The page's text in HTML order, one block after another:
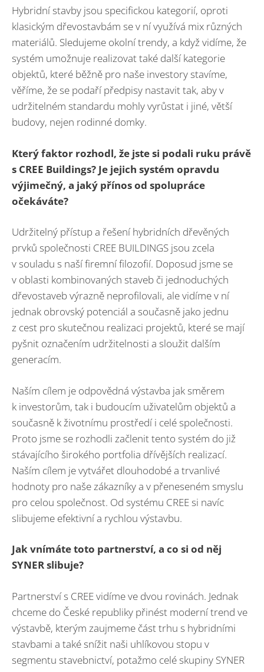
Hybridní stavby jsou specifickou kategorií, oproti
klasickým dřevostavbám se v ní využívá mix různých
materiálů. Sledujeme okolní trendy, a když vidíme, že
systém umožnuje realizovat také další kategorie
objektů, které běžně pro naše investory stavíme,
věříme, že se podaří předpisy nastavit tak, aby v
udržitelném standardu mohly vyrůstat i jiné, větší
budovy, nejen rodinné domky.
Který faktor rozhodl, že jste si podali ruku právě
s CREE Buildings? Je jejich systém opravdu
výjimečný, a jaký přínos od spolupráce
očekáváte?
Udržitelný přístup a řešení hybridních dřevěných
prvků společnosti CREE BUILDINGS jsou zcela
v souladu s naší firemní filozofií. Doposud jsme se
v oblasti kombinovaných staveb či jednoduchých
dřevostaveb výrazně neprofilovali, ale vidíme v ní
jednak obrovský potenciál a současně jako jednu
z cest pro skutečnou realizaci projektů, které se mají
pyšnit označením udržitelnosti a sloužit dalším
generacím.
Naším cílem je odpovědná výstavba jak směrem
k investorům, tak i budoucím uživatelům objektů a
současně k životnímu prostředí i celé společnosti.
Proto jsme se rozhodli začlenit tento systém do již
stávajícího širokého portfolia dřívějších realizací.
Naším cílem je vytvářet dlouhodobé a trvanlivé
hodnoty pro naše zákazníky a v přeneseném smyslu
pro celou společnost. Od systému CREE si navíc
slibujeme efektivní a rychlou výstavbu.
Jak vnímáte toto partnerství, a co si od něj
SYNER slibuje?
Partnerství s CREE vidíme ve dvou rovinách. Jednak
chceme do České republiky přinést moderní trend ve
výstavbě, kterým zaujmeme část trhu s hybridními
stavbami a také snížit naši uhlíkovou stopu v
segmentu stavebnictví, potažmo celé skupiny SYNER